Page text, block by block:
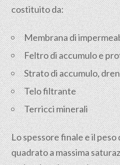
costituito da:
Membrana di
Feltro di accumulo e
Strato di accumulo,
Telo filtrante
Terricci minerali
Lo spessore finale e il
quadrato a massima